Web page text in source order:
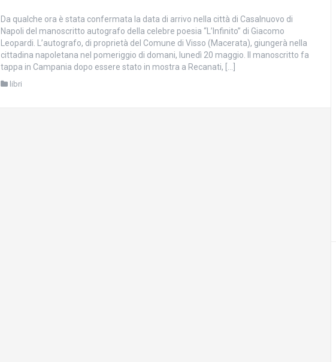
Da qualche ora è stata confermata la data di arrivo nella città di Casalnuovo di
Napoli del manoscritto autografo della celebre poesia “L’Infinito” di Giacomo
Leopardi. L’autografo, di proprietà del Comune di Visso (Macerata), giungerà nella
cittadina napoletana nel pomeriggio di domani, lunedì 20 maggio. Il manoscritto fa
tappa in Campania dopo essere stato in mostra a Recanati, […]
libri